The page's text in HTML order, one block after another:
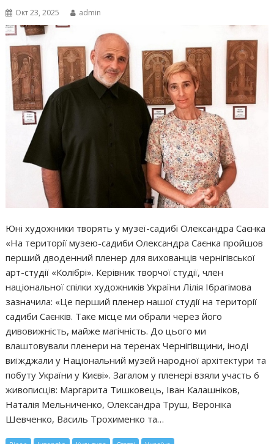
Окт 23, 2025 admin
Юні художники творять у музеї-садибі Олександра Саєнка
«На території музею-садиби Олександра Саєнка пройшов
перший дводенний пленер для вихованців чернігівської
арт-студії «Колібрі». Керівник творчої студії, член
національної спілки художників України Лілія Ібрагімова
зазначила: «Це перший пленер нашої студії на території
садиби Саєнків. Таке місце ми обрали через його
дивовижність, майже магічність. До цього ми
влаштовували пленери на теренах Чернігівщини, іноді
виїжджали у Національний музей народної архітектури та
побуту України у Києві». Загалом у пленері взяли участь 6
живописців: Маргарита Тишковець, Іван Калашніков,
Наталія Мельниченко, Олександра Труш, Вероніка
Шевченко, Василь Трохименко та…